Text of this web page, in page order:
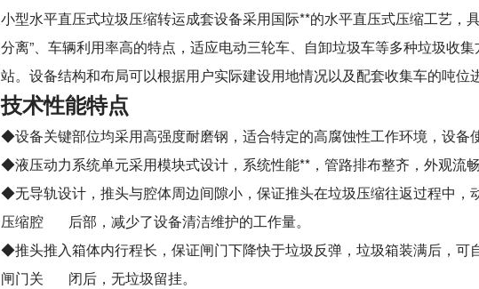
小型水平直压式垃圾压缩转运成套设备采用国际**的水平直压式压缩工艺，
分离”、车辆利用率高的特点，适应电动三轮车、自卸垃圾车等多种垃圾收
站。设备结构和布局可以根据用户实际建设用地情况以及配套收集车的吨位
技术性能特点
◆设备关键部位均采用高强度耐磨钢，适合特定的高腐蚀性工作环境，设备
◆液压动力系统单元采用模块式设计，系统性能**，管路排布整齐，外观流畅
◆无导轨设计，推头与腔体周边间隙小，保证推头在垃圾压缩往返过程中，
压缩腔 后部，减少了设备清洁维护的工作量。
◆推头推入箱体内行程长，保证闸门下降快于垃圾反弹，垃圾箱装满后，可
闸门关 闭后，无垃圾留挂。